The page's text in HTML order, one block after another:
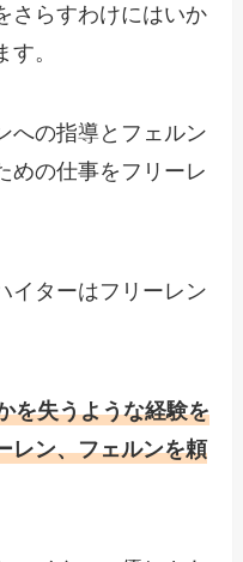
さらすわけにはいか
。
への指導とフェルン
めの仕事をフリーレ
イターはフリーレン
を失うような経験を
レン、フェルンを頼